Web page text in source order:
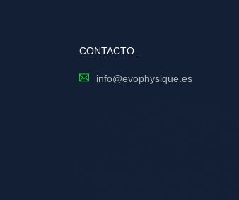
CONTACTO.
info@evophysique.es